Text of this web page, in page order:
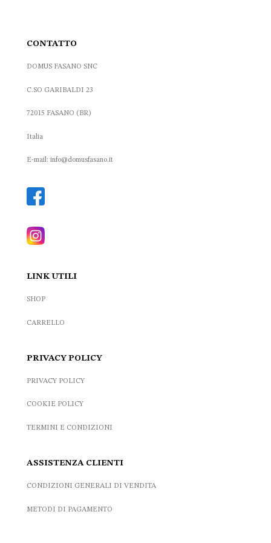
CONTATTO
DOMUS FASANO SNC
C.SO GARIBALDI 23
72015 FASANO (BR)
Italia
E-mail: info@domusfasano.it
LINK UTILI
SHOP
CARRELLO
PRIVACY POLICY
PRIVACY POLICY
COOKIE POLICY
TERMINI E CONDIZIONI
ASSISTENZA CLIENTI
CONDIZIONI GENERALI DI VENDITA
METODI DI PAGAMENTO